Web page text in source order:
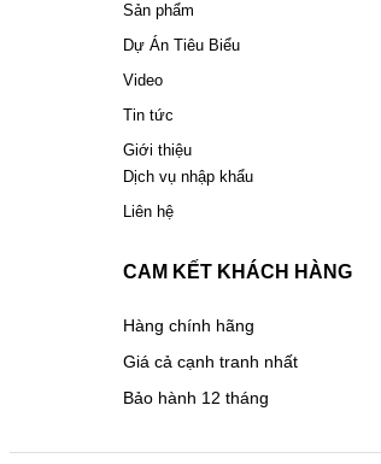
Sản phẩm
Dự Án Tiêu Biểu
Video
Tin tức
Giới thiệu
Dịch vụ nhập khẩu
Liên hệ
CAM KẾT KHÁCH HÀNG
Hàng chính hãng
Giá cả cạnh tranh nhất
Bảo hành 12 tháng